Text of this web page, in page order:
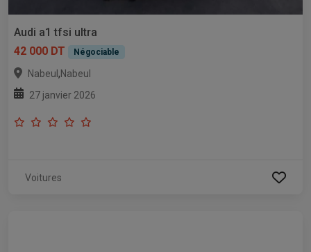
Audi a1 tfsi ultra
42 000 DT
Négociable
Nabeul ,Nabeul
27 janvier 2026
Voitures